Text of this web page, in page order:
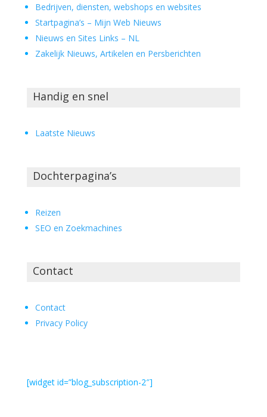
Bedrijven, diensten, webshops en websites
Startpagina’s – Mijn Web Nieuws
Nieuws en Sites Links – NL
Zakelijk Nieuws, Artikelen en Persberichten
Handig en snel
Laatste Nieuws
Dochterpagina’s
Reizen
SEO en Zoekmachines
Contact
Contact
Privacy Policy
[widget id=”blog_subscription-2″]